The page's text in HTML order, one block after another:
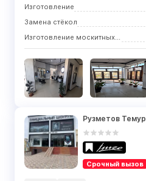
Изготовление
Замена стёкол
Изготовление москитных сеток
Рузметов Темур
Срочный вызов